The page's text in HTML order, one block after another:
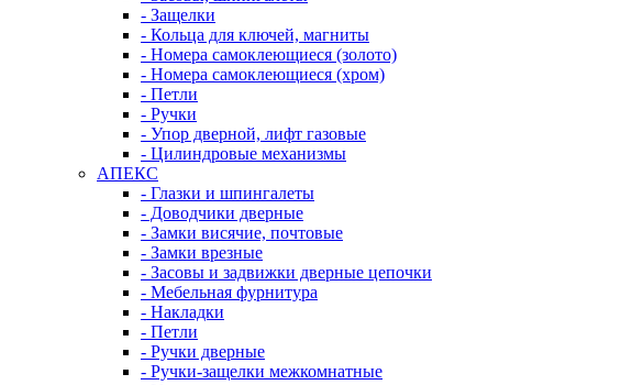
- Защелки
- Кольца для ключей, магниты
- Номера самоклеющиеся (золото)
- Номера самоклеющиеся (хром)
- Петли
- Ручки
- Упор дверной, лифт газовые
- Цилиндровые механизмы
АПЕКС
- Глазки и шпингалеты
- Доводчики дверные
- Замки висячие, почтовые
- Замки врезные
- Засовы и задвижки дверные цепочки
- Мебельная фурнитура
- Накладки
- Петли
- Ручки дверные
- Ручки-защелки межкомнатные